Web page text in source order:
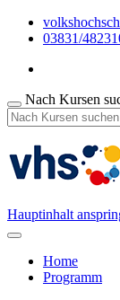
03831/
Nach Kursen
Hauptinhalt
Home
Programm